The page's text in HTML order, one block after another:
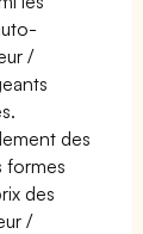
/
des
formes
des
/